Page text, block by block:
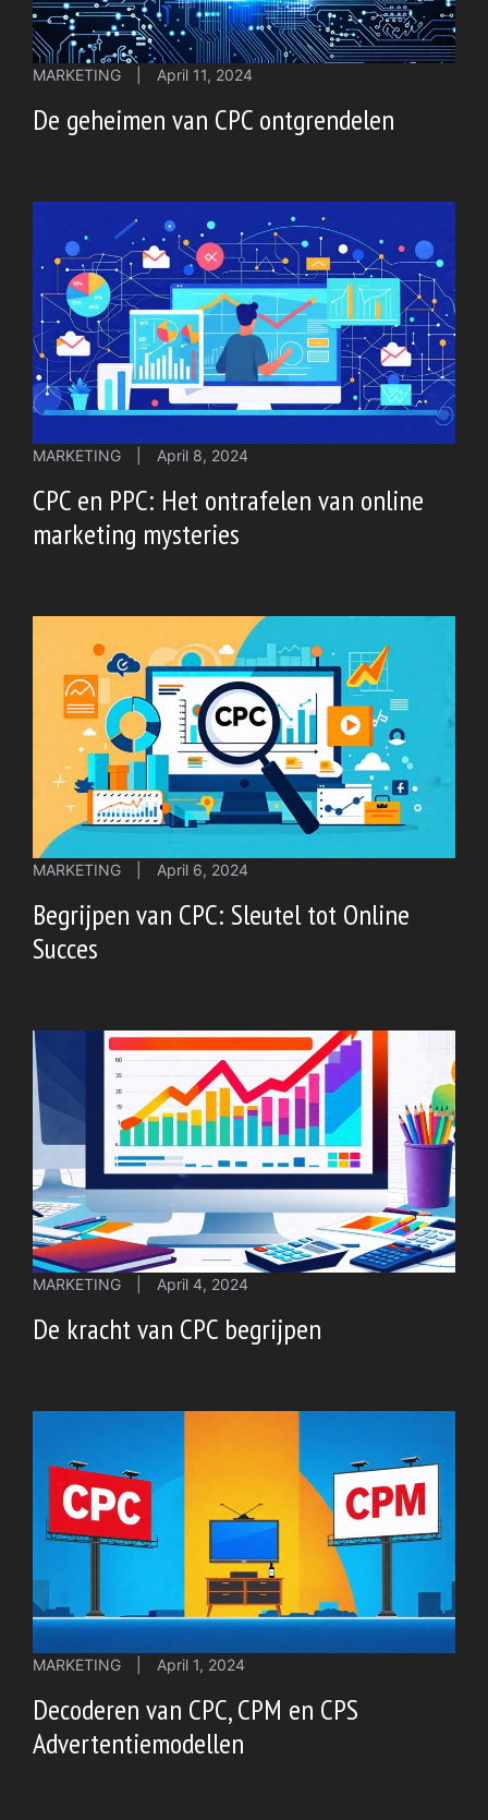
MARKETING April 11, 2024
De geheimen van CPC ontgrendelen
MARKETING April 8, 2024
CPC en PPC: Het ontrafelen van online
marketing mysteries
MARKETING April 6, 2024
Begrijpen van CPC: Sleutel tot Online
Succes
MARKETING April 4, 2024
De kracht van CPC begrijpen
MARKETING April 1, 2024
Decoderen van CPC, CPM en CPS
Advertentiemodellen